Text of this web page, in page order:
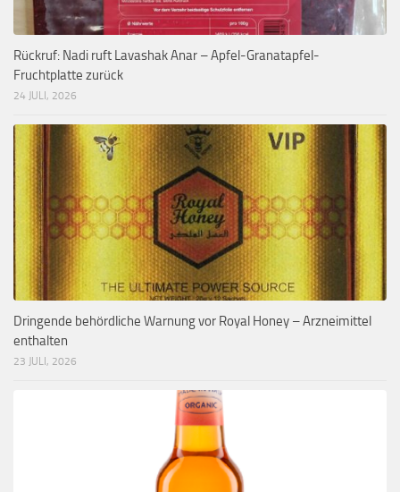
Rückruf: Nadi ruft Lavashak Anar – Apfel-Granatapfel-
Fruchtplatte zurück
24 JULI, 2026
Dringende behördliche Warnung vor Royal Honey – Arzneimittel
enthalten
23 JULI, 2026